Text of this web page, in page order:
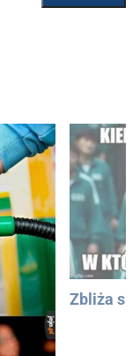
Zbliża się